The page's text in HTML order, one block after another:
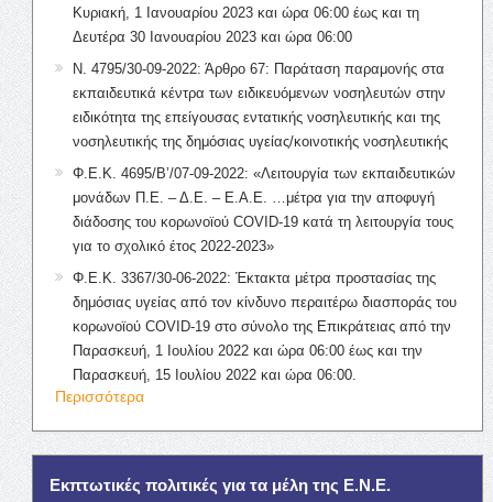
Κυριακή, 1 Ιανουαρίου 2023 και ώρα 06:00 έως και τη
Δευτέρα 30 Ιανουαρίου 2023 και ώρα 06:00
Ν. 4795/30-09-2022: Άρθρο 67: Παράταση παραμονής στα
εκπαιδευτικά κέντρα των ειδικευόμενων νοσηλευτών στην
ειδικότητα της επείγουσας εντατικής νοσηλευτικής και της
νοσηλευτικής της δημόσιας υγείας/κοινοτικής νοσηλευτικής
Φ.Ε.Κ. 4695/Β’/07-09-2022: «Λειτουργία των εκπαιδευτικών
μονάδων Π.Ε. – Δ.Ε. – Ε.Α.Ε. …μέτρα για την αποφυγή
διάδοσης του κορωνοϊού COVID-19 κατά τη λειτουργία τους
για το σχολικό έτος 2022-2023»
Φ.Ε.Κ. 3367/30-06-2022: Έκτακτα μέτρα προστασίας της
δημόσιας υγείας από τον κίνδυνο περαιτέρω διασποράς του
κορωνοϊού COVID-19 στο σύνολο της Επικράτειας από την
Παρασκευή, 1 Ιουλίου 2022 και ώρα 06:00 έως και την
Παρασκευή, 15 Ιουλίου 2022 και ώρα 06:00.
Περισσότερα
Εκπτωτικές πολιτικές για τα μέλη της Ε.Ν.Ε.